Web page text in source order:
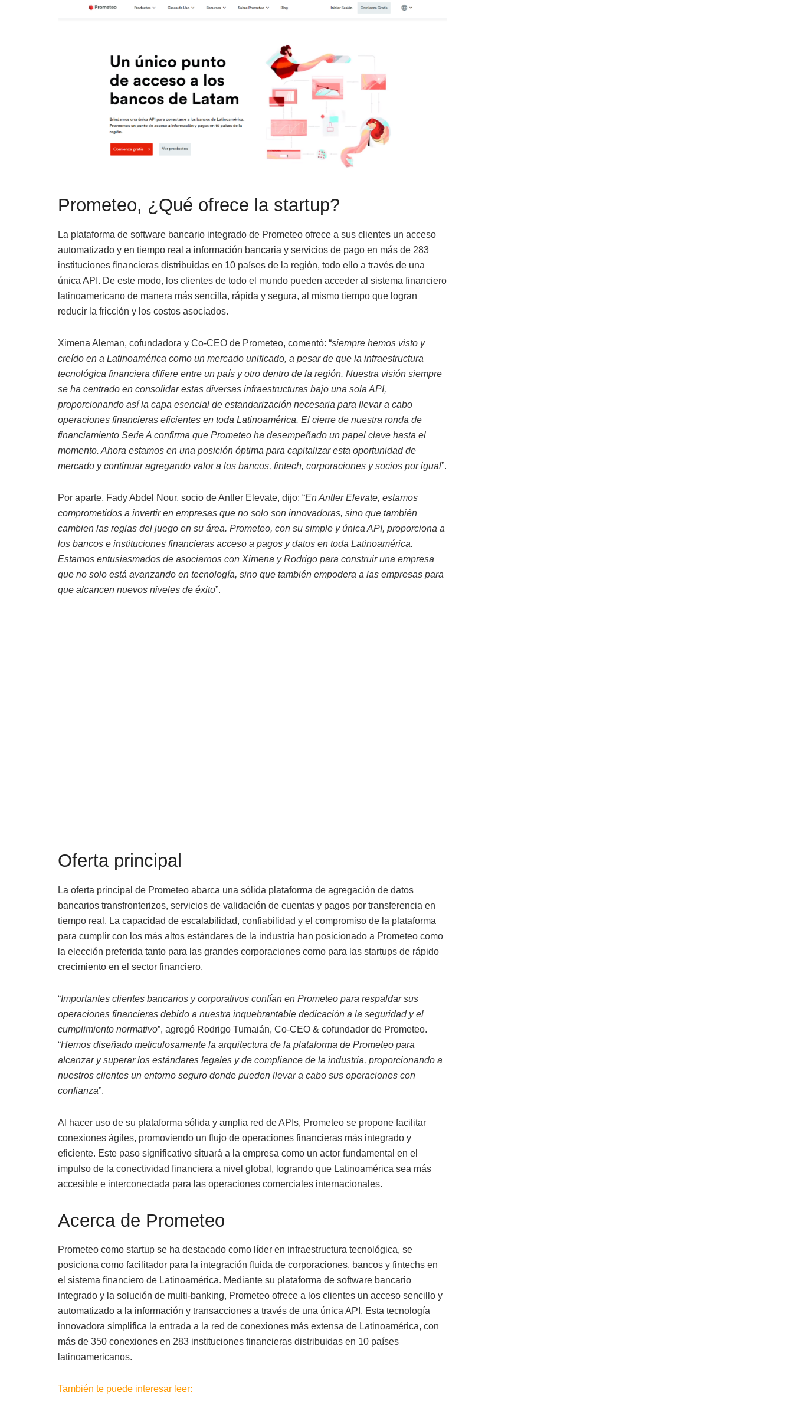
Prometeo, ¿Qué ofrece la startup?
La plataforma de software bancario integrado de Prometeo ofrece a sus clientes un acceso
automatizado y en tiempo real a información bancaria y servicios de pago en más de 283
instituciones financieras distribuidas en 10 países de la región, todo ello a través de una
única API. De este modo, los clientes de todo el mundo pueden acceder al sistema financiero
latinoamericano de manera más sencilla, rápida y segura, al mismo tiempo que logran
reducir la fricción y los costos asociados.
Ximena Aleman, cofundadora y Co-CEO de Prometeo, comentó: “siempre hemos visto y
creído en a Latinoamérica como un mercado unificado, a pesar de que la infraestructura
tecnológica financiera difiere entre un país y otro dentro de la región. Nuestra visión siempre
se ha centrado en consolidar estas diversas infraestructuras bajo una sola API,
proporcionando así la capa esencial de estandarización necesaria para llevar a cabo
operaciones financieras eficientes en toda Latinoamérica. El cierre de nuestra ronda de
financiamiento Serie A confirma que Prometeo ha desempeñado un papel clave hasta el
momento. Ahora estamos en una posición óptima para capitalizar esta oportunidad de
mercado y continuar agregando valor a los bancos, fintech, corporaciones y socios por igual”.
Por aparte, Fady Abdel Nour, socio de Antler Elevate, dijo: “En Antler Elevate, estamos
comprometidos a invertir en empresas que no solo son innovadoras, sino que también
cambien las reglas del juego en su área. Prometeo, con su simple y única API, proporciona a
los bancos e instituciones financieras acceso a pagos y datos en toda Latinoamérica.
Estamos entusiasmados de asociarnos con Ximena y Rodrigo para construir una empresa
que no solo está avanzando en tecnología, sino que también empodera a las empresas para
que alcancen nuevos niveles de éxito”.
Oferta principal
La oferta principal de Prometeo abarca una sólida plataforma de agregación de datos
bancarios transfronterizos, servicios de validación de cuentas y pagos por transferencia en
tiempo real. La capacidad de escalabilidad, confiabilidad y el compromiso de la plataforma
para cumplir con los más altos estándares de la industria han posicionado a Prometeo como
la elección preferida tanto para las grandes corporaciones como para las startups de rápido
crecimiento en el sector financiero.
“Importantes clientes bancarios y corporativos confían en Prometeo para respaldar sus
operaciones financieras debido a nuestra inquebrantable dedicación a la seguridad y el
cumplimiento normativo”, agregó Rodrigo Tumaián, Co-CEO & cofundador de Prometeo.
“Hemos diseñado meticulosamente la arquitectura de la plataforma de Prometeo para
alcanzar y superar los estándares legales y de compliance de la industria, proporcionando a
nuestros clientes un entorno seguro donde pueden llevar a cabo sus operaciones con
confianza”.
Al hacer uso de su plataforma sólida y amplia red de APIs, Prometeo se propone facilitar
conexiones ágiles, promoviendo un flujo de operaciones financieras más integrado y
eficiente. Este paso significativo situará a la empresa como un actor fundamental en el
impulso de la conectividad financiera a nivel global, logrando que Latinoamérica sea más
accesible e interconectada para las operaciones comerciales internacionales.
Acerca de Prometeo
Prometeo como startup se ha destacado como líder en infraestructura tecnológica, se
posiciona como facilitador para la integración fluida de corporaciones, bancos y fintechs en
el sistema financiero de Latinoamérica. Mediante su plataforma de software bancario
integrado y la solución de multi-banking, Prometeo ofrece a los clientes un acceso sencillo y
automatizado a la información y transacciones a través de una única API. Esta tecnología
innovadora simplifica la entrada a la red de conexiones más extensa de Latinoamérica, con
más de 350 conexiones en 283 instituciones financieras distribuidas en 10 países
latinoamericanos.
También te puede interesar leer: